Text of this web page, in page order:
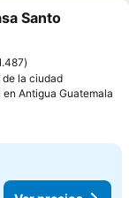
Santo
de la ciudad
Antigua Guatemala